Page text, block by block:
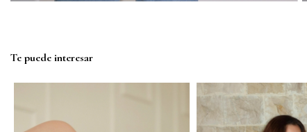
Te puede interesar